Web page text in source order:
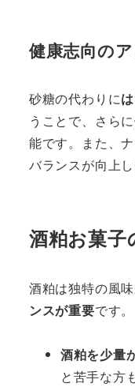
健康志向の
砂糖の代わりに
うことで、さら
能です。また、
バランスが向上し
酒粕お菓子
酒粕は独特の風
ンスが重要です。
酒粕を少量
と苦手な方